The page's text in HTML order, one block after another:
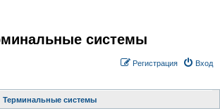
системы
Вход
Регистрация
Терминальные системы